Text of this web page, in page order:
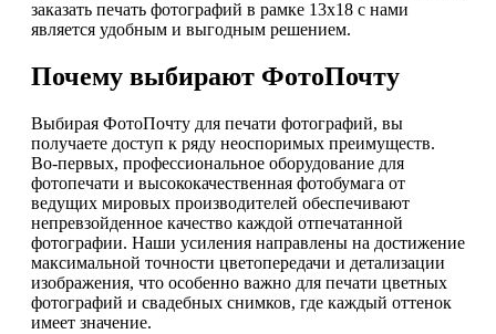
заказать печать фотографий в рамке 13х18 с нами
является удобным и выгодным решением.
Почему выбирают ФотоПочту
Выбирая ФотоПочту для печати фотографий, вы
получаете доступ к ряду неоспоримых преимуществ.
Во-первых, профессиональное оборудование для
фотопечати и высококачественная фотобумага от
ведущих мировых производителей обеспечивают
непревзойденное качество каждой отпечатанной
фотографии. Наши усиления направлены на достижение
максимальной точности цветопередачи и детализации
изображения, что особенно важно для печати цветных
фотографий и свадебных снимков, где каждый оттенок
имеет значение.